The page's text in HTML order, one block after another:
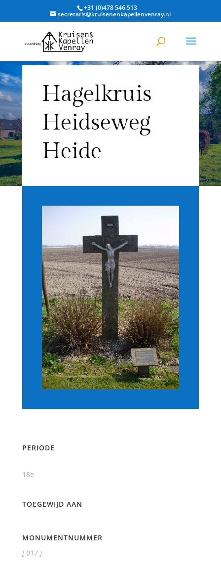
+31 (0)478 546 513
secretaris@kruisenenkapellenvenray.nl
Hagelkruis
Heidseweg
Heide
PERIODE
18e
TOEGEWIJD AAN
MONUMENTNUMMER
[ 017 ]